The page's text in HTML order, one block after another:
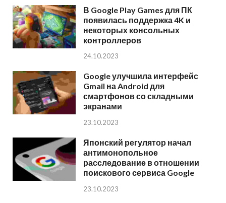
В Google Play Games для ПК
появилась поддержка 4K и
некоторых консольных
контроллеров
24.10.2023
Google улучшила интерфейс
Gmail на Android для
смартфонов со складными
экранами
23.10.2023
Японский регулятор начал
антимонопольное
расследование в отношении
поискового сервиса Google
23.10.2023